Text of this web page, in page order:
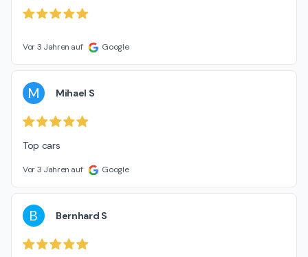
Vor 3 Jahren auf Google
M Mihael S
Top cars
Vor 3 Jahren auf Google
B Bernhard S